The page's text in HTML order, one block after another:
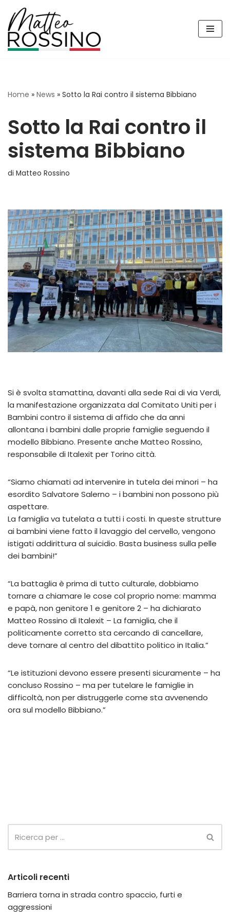
Vai
al
contenuto
Home » News » Sotto la Rai contro il sistema Bibbiano
Sotto la Rai contro il
sistema Bibbiano
di Matteo Rossino
Si è svolta stamattina, davanti alla sede Rai di via Verdi,
la manifestazione organizzata dal Comitato Uniti per i
Bambini contro il sistema di affido che da anni
allontana i bambini dalle proprie famiglie seguendo il
modello Bibbiano. Presente anche Matteo Rossino,
responsabile di Italexit per Torino città.
“Siamo chiamati ad intervenire in tutela dei minori – ha
esordito Salvatore Salerno – i bambini non possono più
aspettare.
La famiglia va tutelata a tutti i costi. In queste strutture
ai bambini viene fatto il lavaggio del cervello, vengono
istigati addirittura al suicidio. Basta business sulla pelle
dei bambini!”
“La battaglia è prima di tutto culturale, dobbiamo
tornare a chiamare le cose col proprio nome: mamma
e papà, non genitore 1 e genitore 2 – ha dichiarato
Matteo Rossino di Italexit – La famiglia, che il
politicamente corretto sta cercando di cancellare,
deve tornare al centro del dibattito politico in Italia.”
“Le istituzioni devono essere presenti sicuramente – ha
concluso Rossino – ma per tutelare le famiglie in
difficoltà, non per distruggerle come sta avvenendo
ora sul modello Bibbiano.”
Articoli recenti
Barriera torna in strada contro spaccio, furti e
aggressioni